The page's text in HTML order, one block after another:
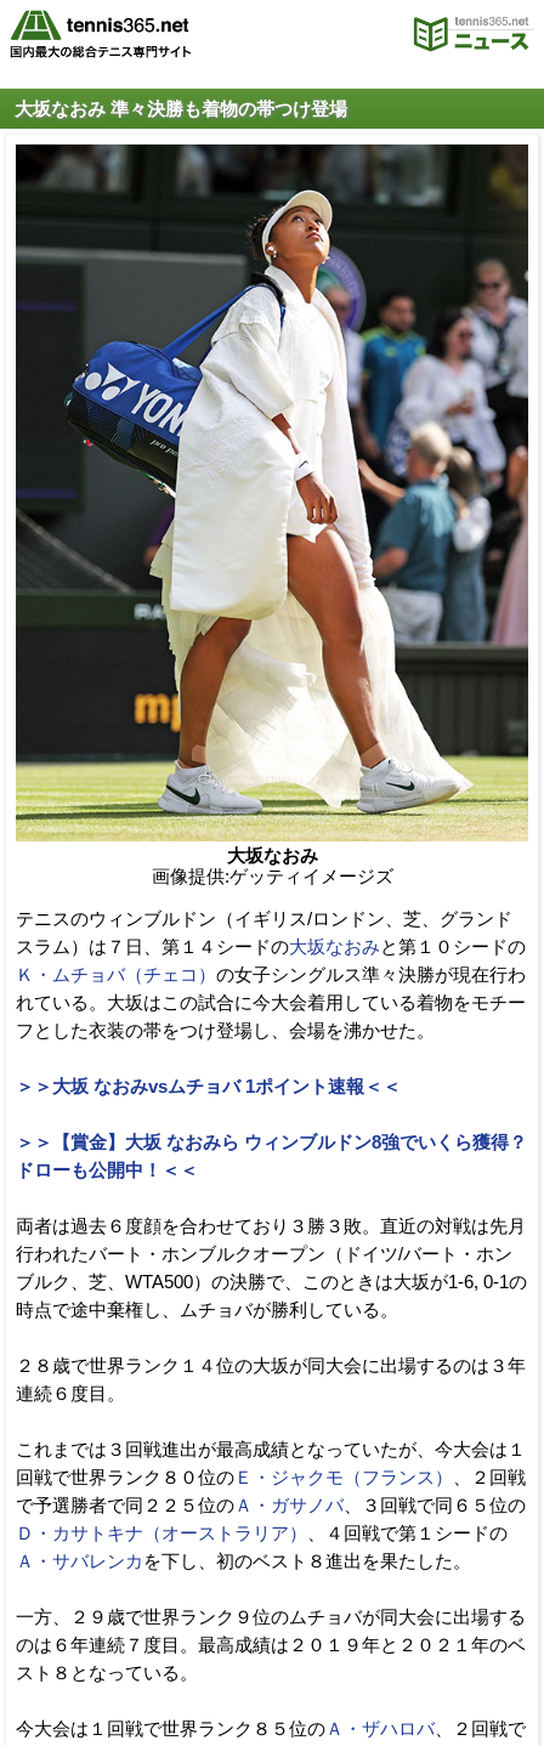
大坂なおみ 準々決勝も着物の帯つけ登場
大坂なおみ
画像提供:ゲッティイメージズ
テニスのウィンブルドン（イギリス/ロンドン、芝、グランド
スラム）は７日、第１４シードの大坂なおみと第１０シードの
Ｋ・ムチョバ（チェコ） の女子シングルス準々決勝が現在行わ
れている。大坂はこの試合に今大会着用している着物をモチー
フとした衣装の帯をつけ登場し、会場を沸かせた。
＞＞大坂 なおみvsムチョバ 1ポイント速報＜＜
＞＞【賞金】大坂 なおみら ウィンブルドン8強でいくら獲得？
ドローも公開中！＜＜
両者は過去６度顔を合わせており３勝３敗。直近の対戦は先月
行われたバート・ホンブルクオープン（ドイツ/バート・ホン
ブルク、芝、WTA500）の決勝で、このときは大坂が1-6, 0-1の
時点で途中棄権し、ムチョバが勝利している。
２８歳で世界ランク１４位の大坂が同大会に出場するのは３年
連続６度目。
これまでは３回戦進出が最高成績となっていたが、今大会は１
回戦で世界ランク８０位の Ｅ・ジャクモ（フランス）
、２回戦
で予選勝者で同２２５位のＡ・ガサノバ、３回戦で同６５位の
Ｄ・カサトキナ（オーストラリア）
、４回戦で第１シードの
Ａ・サバレンカ を下し、初のベスト８進出を果たした。
一方、２９歳で世界ランク９位のムチョバが同大会に出場する
のは６年連続７度目。最高成績は２０１９年と２０２１年のベ
スト８となっている。
今大会は１回戦で世界ランク８５位のＡ・ザハロバ、２回戦で